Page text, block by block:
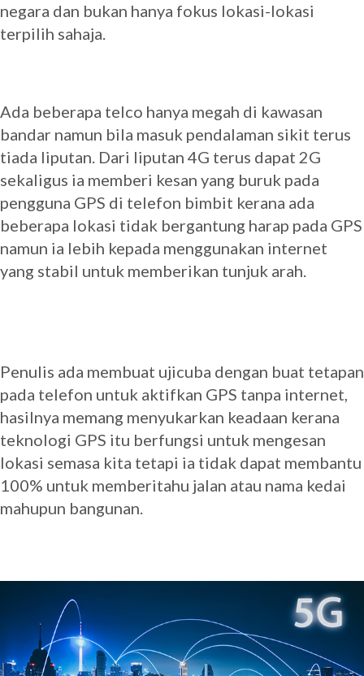
negara dan bukan hanya fokus lokasi-lokasi
terpilih sahaja.
Ada beberapa telco hanya megah di kawasan
bandar namun bila masuk pendalaman sikit terus
tiada liputan. Dari liputan 4G terus dapat 2G
sekaligus ia memberi kesan yang buruk pada
pengguna GPS di telefon bimbit kerana ada
beberapa lokasi tidak bergantung harap pada GPS
namun ia lebih kepada menggunakan internet
yang stabil untuk memberikan tunjuk arah.
Penulis ada membuat ujicuba dengan buat tetapan
pada telefon untuk aktifkan GPS tanpa internet,
hasilnya memang menyukarkan keadaan kerana
teknologi GPS itu berfungsi untuk mengesan
lokasi semasa kita tetapi ia tidak dapat membantu
100% untuk memberitahu jalan atau nama kedai
mahupun bangunan.